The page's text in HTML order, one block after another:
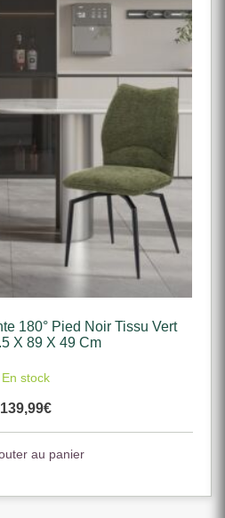
180° Pied Noir Tissu Vert
X 89 X 49 Cm
En stock
139,99€
au panier